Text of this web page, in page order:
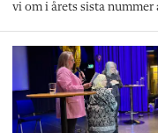
vi om i årets sista nummer